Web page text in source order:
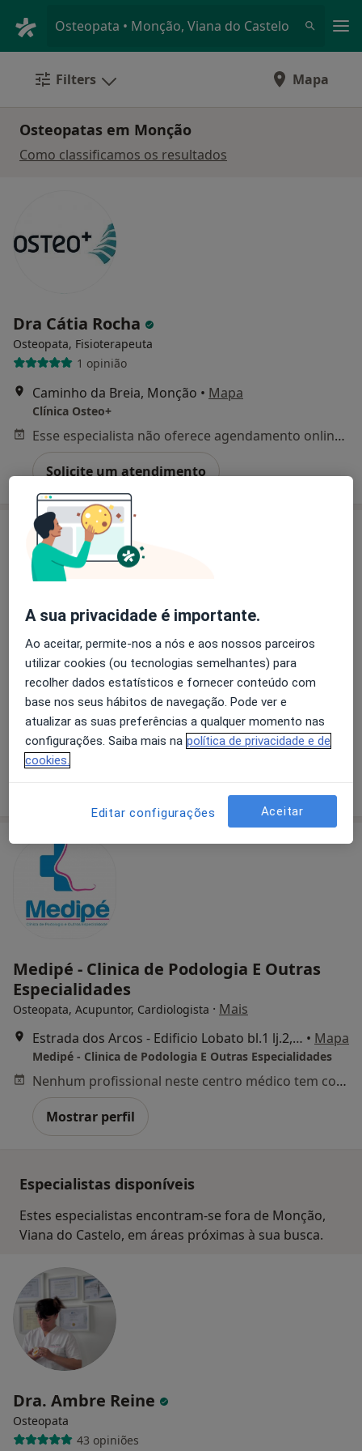
Osteopata • Monção, Viana do Castelo
Filters Mapa
Osteopatas em Monção
Como classificamos os resultados
Dra Cátia Rocha
Osteopata, Fisioterapeuta
1 opinião
Caminho da Breia, Monção • Mapa
Clínica Osteo+
Esse especialista não oferece agendamento online para esse endereço.
Solicite um atendimento
Dra. Marlene Tavares Gonçalves
Osteopata
Urbanização da Boavista, Largo Gil Vicente, 88, Monção
Medipé Clínica de Podologia e outras especialidades
Medipé - Clinica de Podologia E Outras
Especialidades
Osteopata, Acupuntor, Cardiologista · Mais
Estrada dos Arcos - Edificio Lobato bl.1 lj.2, Monção • Mapa
Medipé - Clinica de Podologia E Outras Especialidades
Nenhum profissional neste centro médico tem consultas disponíveis
Mostrar perfil
Especialistas disponíveis
Estes especialistas encontram-se fora de Monção,
Viana do Castelo, em áreas próximas à sua busca.
Dra. Ambre Reine
Osteopata
43 opiniões
A sua privacidade é importante.
Ao aceitar, permite-nos a nós e aos nossos parceiros
utilizar cookies (ou tecnologias semelhantes) para
recolher dados estatísticos e fornecer conteúdo com
base nos seus hábitos de navegação. Pode ver e
atualizar as suas preferências a qualquer momento nas
configurações. Saiba mais na política de privacidade e de
cookies.
Editar configurações Aceitar